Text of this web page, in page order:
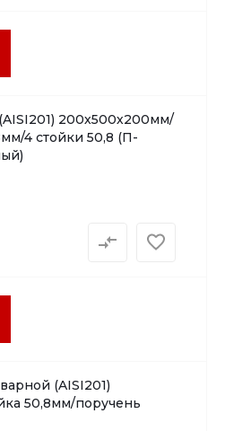
200х500х200мм/
4 стойки 50,8 (П-
(AISI201)
50,8мм/поручень